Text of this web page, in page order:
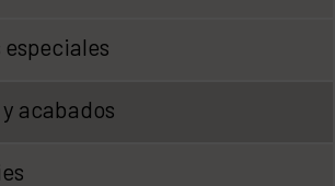
acabados